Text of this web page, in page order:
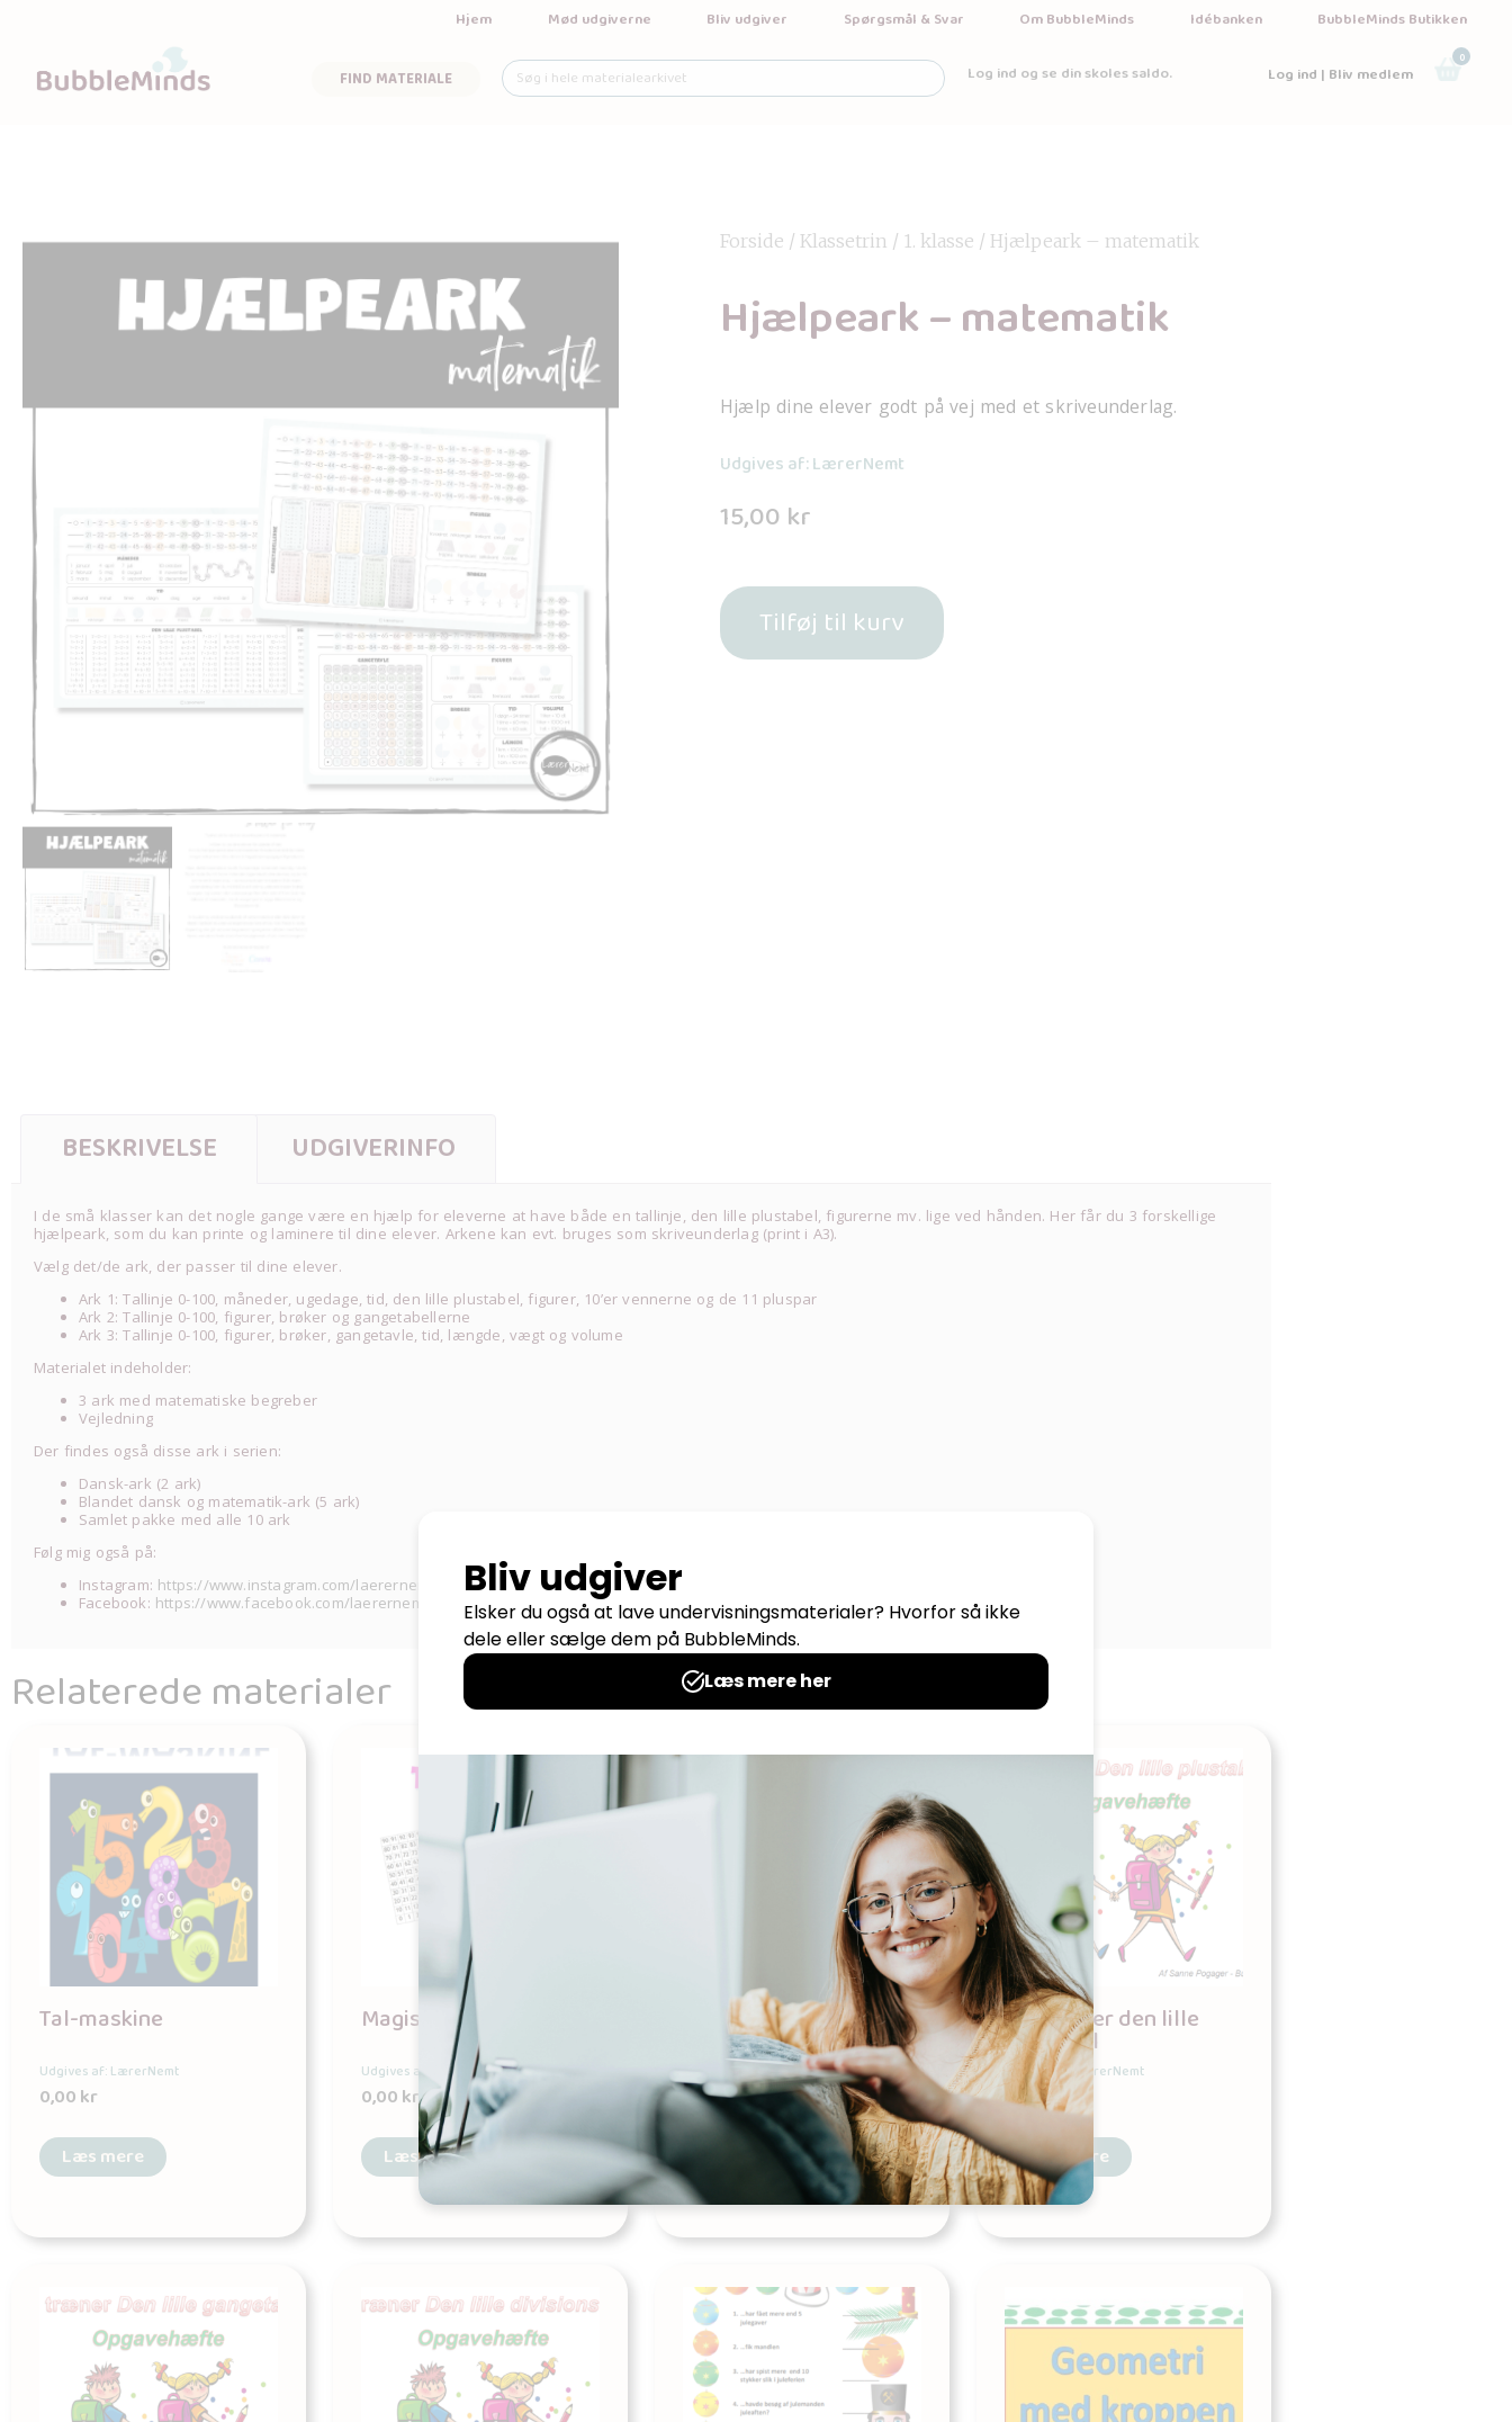
Hjem Mød udgiverne Bliv udgiver Spørgsmål & Svar Om BubbleMinds Idébanken BubbleMinds Butikken
FIND MATERIALE Log ind og se din skoles saldo. Log ind | Bliv medlem
0
Forside / Klassetrin / 1. klasse / Hjælpeark – matematik
Hjælpeark – matematik
Hjælp dine elever godt på vej med et skriveunderlag.
Udgives af: LærerNemt
15,00 kr
Tilføj til kurv
BESKRIVELSE UDGIVERINFO
I de små klasser kan det nogle gange være en hjælp for eleverne at have både en tallinje, den lille plustabel, figurerne mv. lige ved hånden. Her får du 3 forskellige
hjælpeark, som du kan printe og laminere til dine elever. Arkene kan evt. bruges som skriveunderlag (print i A3).
Vælg det/de ark, der passer til dine elever.
Ark 1: Tallinje 0-100, måneder, ugedage, tid, den lille plustabel, figurer, 10’er vennerne og de 11 pluspar
Ark 2: Tallinje 0-100, figurer, brøker og gangetabellerne
Ark 3: Tallinje 0-100, figurer, brøker, gangetavle, tid, længde, vægt og volume
Materialet indeholder:
3 ark med matematiske begreber
Vejledning
Der findes også disse ark i serien:
Dansk-ark (2 ark)
Blandet dansk og matematik-ark (5 ark)
Samlet pakke med alle 10 ark
Følg mig også på:
Instagram: https://www.instagram.com/laerernemt/
Facebook: https://www.facebook.com/laerernemt-107185131038669/
Relaterede materialer
Tal-maskine
Udgives af: LærerNemt
0,00kr
Læs mere
Magiske taltavler
Udgives af: LærerNemt
0,00kr
Læs mere
Jeg træner den lille
minustabel
Udgives af: LærerNemt
0,00kr
Læs mere
Jeg træner den lille
plustabel
Udgives af: LærerNemt
0,00kr
Læs mere